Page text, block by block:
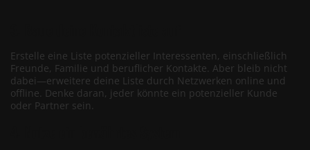
Erstelle eine Liste potenzieller Interessenten, einschließlich
Freunde, Familie und beruflicher Kontakte. Aber bleib nicht
dabei—erweitere deine Liste durch Netzwerken online und
offline. Denke daran, jeder könnte ein potenzieller Kunde
oder Partner sein.